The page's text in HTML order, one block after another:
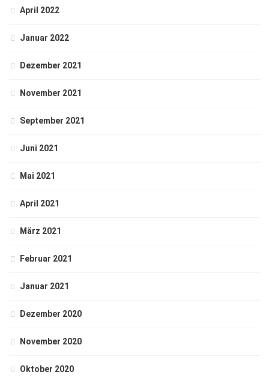
April 2022
Januar 2022
Dezember 2021
November 2021
September 2021
Juni 2021
Mai 2021
April 2021
März 2021
Februar 2021
Januar 2021
Dezember 2020
November 2020
Oktober 2020